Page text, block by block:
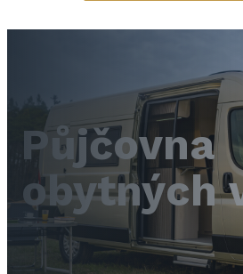
Půjčovna
obytných